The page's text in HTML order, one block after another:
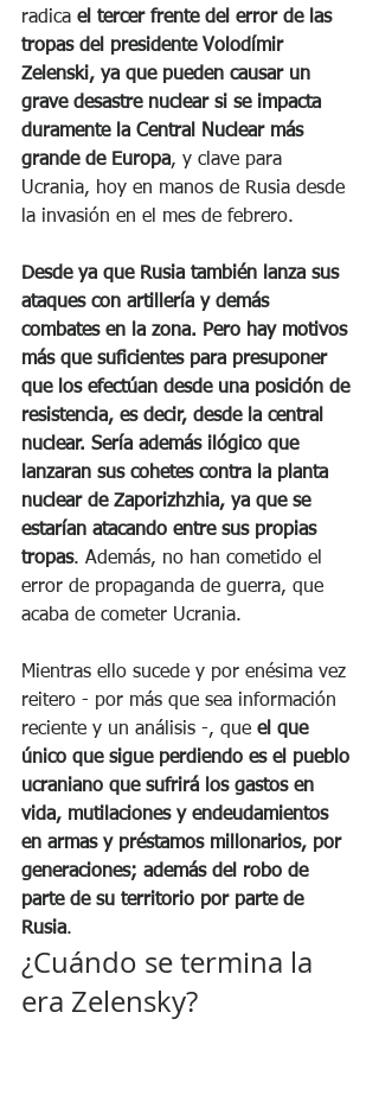
radica el tercer frente del error de las
tropas del presidente Volodímir
Zelenski, ya que pueden causar un
grave desastre nuclear si se impacta
duramente la Central Nuclear más
grande de Europa, y clave para
Ucrania, hoy en manos de Rusia desde
la invasión en el mes de febrero.
Desde ya que Rusia también lanza sus
ataques con artillería y demás
combates en la zona. Pero hay motivos
más que suficientes para presuponer
que los efectúan desde una posición de
resistencia, es decir, desde la central
nuclear. Sería además ilógico que
lanzaran sus cohetes contra la planta
nuclear de Zaporizhzhia, ya que se
estarían atacando entre sus propias
tropas. Además, no han cometido el
error de propaganda de guerra, que
acaba de cometer Ucrania.
Mientras ello sucede y por enésima vez
reitero - por más que sea información
reciente y un análisis -, que el que
único que sigue perdiendo es el pueblo
ucraniano que sufrirá los gastos en
vida, mutilaciones y endeudamientos
en armas y préstamos millonarios, por
generaciones; además del robo de
parte de su territorio por parte de
Rusia.
¿Cuándo se termina la
era Zelensky?